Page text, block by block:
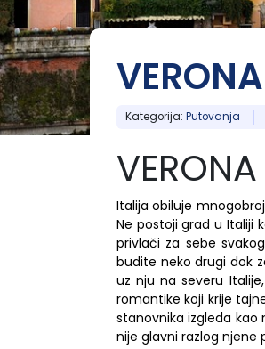
Limenaria
Potos
Aleksandropolis
Kavala
Rajačke pimnice
Sremski Karlovci
Kategorija: Putovanja
VERONA
Italija obiluje
Ne postoji grad u Italiji
privlači za sebe
budite neko drugi dok
uz nju na severu
romantike koji krije
stanovnika izgleda kao
nije glavni razlog
Pefkohori- Glarokavos
Possidi
Siviri
Solunska regija
Evia, ostrvo
Trakija
Lefkada, ostrvo
Skiatos, ostrvo
Ribarska Banja
Banja Vrujci
Sijarinska Banja
Gamzigradska Banja
Gornja Trepča
Vranjska Banja
Topola
Tumane